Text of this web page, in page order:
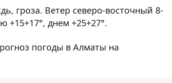
гроза. Ветер северо-восточный 8-
+15+17°, днем +25+27°.
погоды в Алматы на